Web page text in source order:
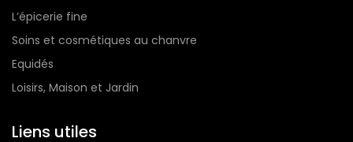
L’épicerie fine
Soins et cosmétiques au chanvre
Equidés
Loisirs, Maison et Jardin
Liens utiles